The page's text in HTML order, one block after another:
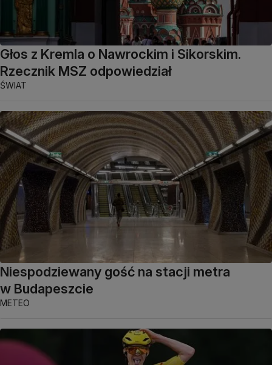
Głos z Kremla o Nawrockim i Sikorskim.
Rzecznik MSZ odpowiedział
ŚWIAT
Niespodziewany gość na stacji metra
w Budapeszcie
METEO